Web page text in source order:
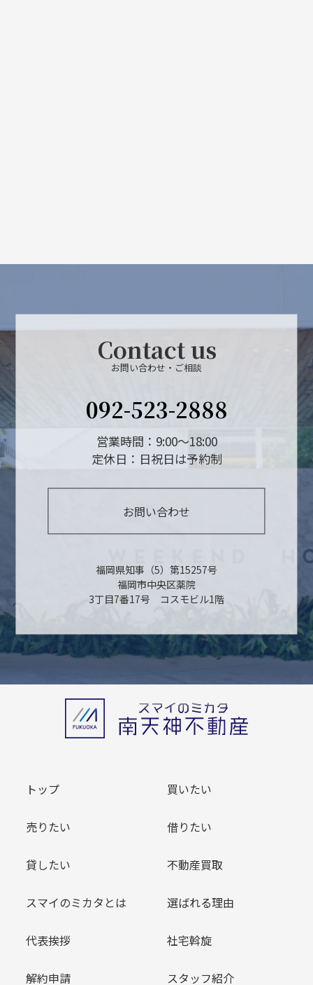
Contact us
お問い合わせ・ご相談
092-523-2888
営業時間：9:00～18:00
定休日：日祝日は予約制
お問い合わせ
福岡県知事（5）第15257号
福岡市中央区薬院
3丁目7番17号 コスモビル1階
トップ 買いたい
売りたい 借りたい
貸したい 不動産買取
スマイのミカタとは 選ばれる理由
代表挨拶 社宅斡旋
解約申請 スタッフ紹介